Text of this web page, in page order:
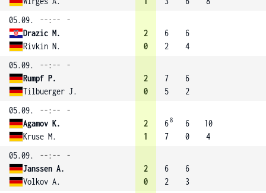
05.09.
--:--
-
Drazic M.
Rivkin N.
2
0
6
2
6
4
05.09.
--:--
-
Rumpf P.
Tilbuerger J.
2
0
7
5
6
2
05.09.
--:--
-
Agamov K.
Kruse M.
2
1
68
7
6
0
10
4
05.09.
--:--
-
Janssen A.
Volkov A.
2
0
6
2
6
3